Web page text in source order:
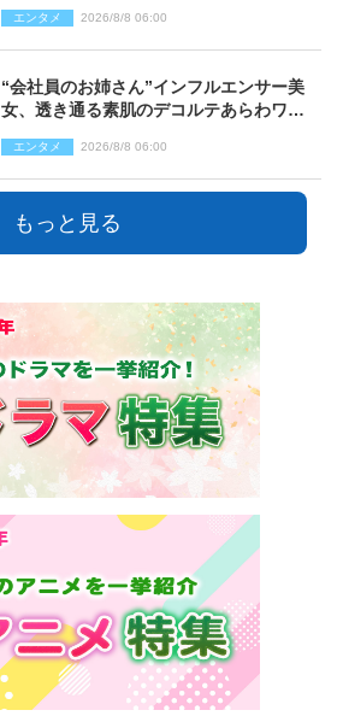
レあり）
エンタメ 2026/8/8 06:00
“会社員のお姉さん”インフルエンサー美
女、透き通る素肌のデコルテあらわワン
エンタメ 2026/8/8 06:00
もっと見る